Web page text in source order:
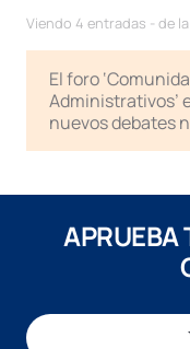
Viendo 4 entradas - de
El foro
Administrativos’
nuevos debates
APRUEBA